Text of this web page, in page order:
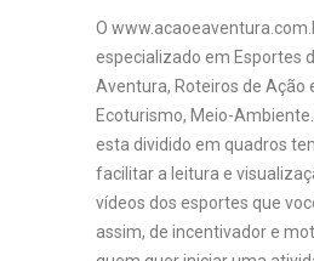
O
especializado em Esportes
Aventura, Roteiros de Ação
Ecoturismo, Meio-
esta dividido em quadros
facilitar a leitura e
vídeos dos esportes que
assim, de incentivador e